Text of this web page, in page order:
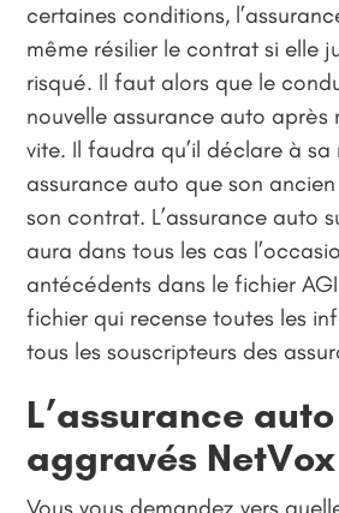
certaines conditions,
même résilier le contrat si elle
risqué. Il faut alors que le
nouvelle assurance auto après
vite. Il faudra qu’il déclare à sa
assurance auto que son
son contrat. L’assurance auto
aura dans tous les cas
antécédents dans le fichier
fichier qui recense toutes les
tous les souscripteurs des
L’assurance
aggravés NetVox